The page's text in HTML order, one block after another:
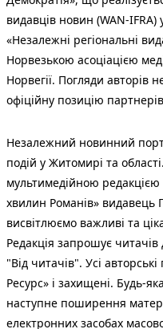
видавців новин (WAN-IFRA)
«Незалежні регіональні
Норвезькою асоціацією
Норвегії. Погляди авторів
офіційну позицію
Незалежний новинний
подій у Житомирі та
мультимедійною
хвилин Романів» видавець
висвітлюємо важливі та
Редакція запрошує
"Від читачів". Усі
Ресурс» і захищені. Будь-
наступне поширення
електронних засобах